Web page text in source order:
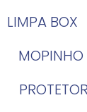
LIMPA BOX
MOPINHO